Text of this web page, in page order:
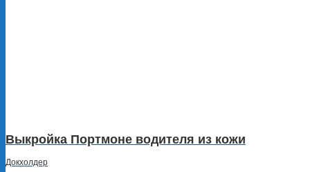
Выкройка Портмоне водителя из кожи
Докхолдер